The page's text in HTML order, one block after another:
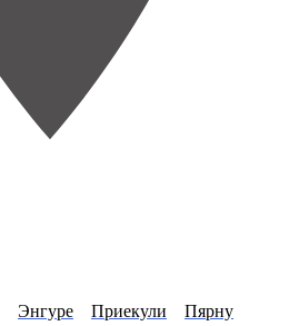
Энгуре Приекули
Пярну